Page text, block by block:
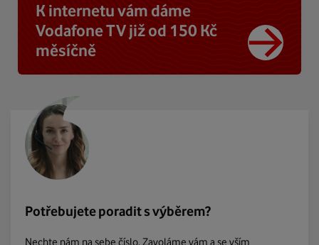
K internetu vám dáme
Vodafone TV již od 150 Kč
měsíčně
Potřebujete poradit s výběrem?
Nechte nám na sebe číslo. Zavoláme vám a se vším